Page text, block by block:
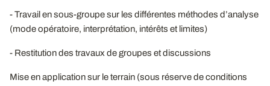
- Travail en sous-groupe sur les différentes méthodes d’analyse
(mode opératoire, interprétation, intérêts et limites)
- Restitution des travaux de groupes et discussions
Mise en application sur le terrain (sous réserve de conditions